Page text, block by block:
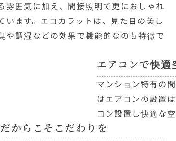
雰囲気に加え、間接照明で更におしゃれ
います。エコカラットは、見た目の美し
や調湿などの効果で機能的なのも特徴で
エアコンで快適
マンション特有の
はエアコンの設置
コン設置し快適な
からこそこだわりを